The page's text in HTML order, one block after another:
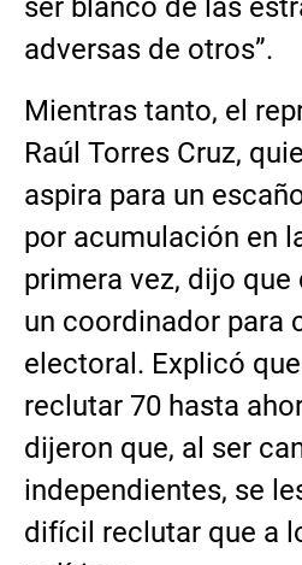
ser blanco de las
adversas de otros”.
Mientras tanto, el
Raúl Torres Cruz,
aspira para un
por acumulación en
primera vez, dijo
un coordinador para
electoral. Explicó
reclutar 70 hasta
dijeron que, al ser
independientes, se
difícil reclutar que a